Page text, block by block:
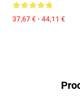
37,67 € - 44,11 €